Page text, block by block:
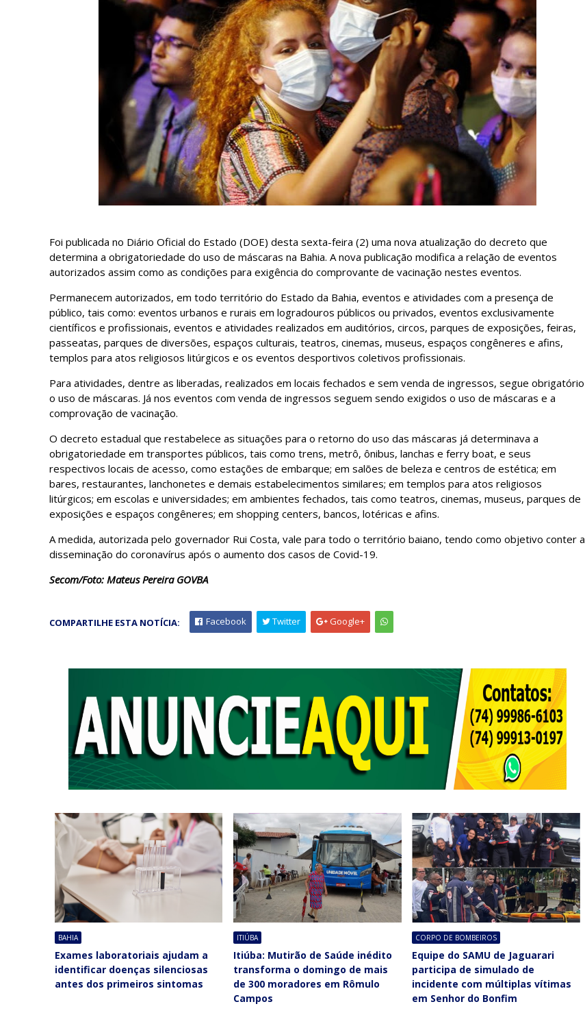
Foi publicada no Diário Oficial do Estado (DOE) desta sexta-feira (2) uma nova atualização do decreto que
determina a obrigatoriedade do uso de máscaras na Bahia. A nova publicação modifica a relação de eventos
autorizados assim como as condições para exigência do comprovante de vacinação nestes eventos.
Permanecem autorizados, em todo território do Estado da Bahia, eventos e atividades com a presença de
público, tais como: eventos urbanos e rurais em logradouros públicos ou privados, eventos exclusivamente
científicos e profissionais, eventos e atividades realizados em auditórios, circos, parques de exposições, feiras,
passeatas, parques de diversões, espaços culturais, teatros, cinemas, museus, espaços congêneres e afins,
templos para atos religiosos litúrgicos e os eventos desportivos coletivos profissionais.
Para atividades, dentre as liberadas, realizados em locais fechados e sem venda de ingressos, segue obrigatório
o uso de máscaras. Já nos eventos com venda de ingressos seguem sendo exigidos o uso de máscaras e a
comprovação de vacinação.
O decreto estadual que restabelece as situações para o retorno do uso das máscaras já determinava a
obrigatoriedade em transportes públicos, tais como trens, metrô, ônibus, lanchas e ferry boat, e seus
respectivos locais de acesso, como estações de embarque; em salões de beleza e centros de estética; em
bares, restaurantes, lanchonetes e demais estabelecimentos similares; em templos para atos religiosos
litúrgicos; em escolas e universidades; em ambientes fechados, tais como teatros, cinemas, museus, parques de
exposições e espaços congêneres; em shopping centers, bancos, lotéricas e afins.
A medida, autorizada pelo governador Rui Costa, vale para todo o território baiano, tendo como objetivo conter a
disseminação do coronavírus após o aumento dos casos de Covid-19.
Secom/Foto: Mateus Pereira GOVBA
COMPARTILHE ESTA NOTÍCIA: Facebook Twitter Google+
BAHIA
Exames laboratoriais ajudam a
identificar doenças silenciosas
antes dos primeiros sintomas
ITIÚBA
Itiúba: Mutirão de Saúde inédito
transforma o domingo de mais
de 300 moradores em Rômulo
Campos
CORPO DE BOMBEIROS
Equipe do SAMU de Jaguarari
participa de simulado de
incidente com múltiplas vítimas
em Senhor do Bonfim